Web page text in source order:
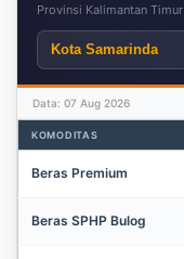
Provinsi Kalimantan Timur
Data: 07 Aug 2026
KOMODITAS
Beras Premium
Beras SPHP Bulog